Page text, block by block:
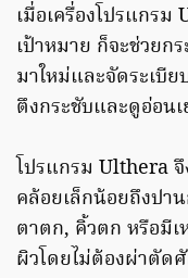
เมื่อเครื่องโปรแกร
เป้าหมาย ก็จะช่วยก
มาใหม่และจัดระเบี
ตึงกระชับและดูอ่อน
โปรแกรม Ulthera
คล้อยเล็กน้อยถึงปา
ตาตก, คิ้วตก หรือมีเ
ผิวโดยไม่ต้องผ่าตัด